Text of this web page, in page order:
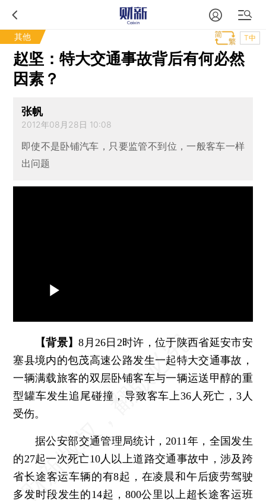
其他 T中
赵坚：特大交通事故背后有何必然
因素？
张帆
2012年08月28日 10:08
即使不是卧铺汽车，只要监管不到位，一般客车一样
出问题
【背景】8月26日2时许，位于陕西省延安市安
塞县境内的包茂高速公路发生一起特大交通事故，
一辆满载旅客的双层卧铺客车与一辆运送甲醇的重
型罐车发生追尾碰撞，导致客车上36人死亡，3人
受伤。
据公安部交通管理局统计，2011年，全国发生
的27起一次死亡10人以上道路交通事故中，涉及跨
省长途客运车辆的有8起，在凌晨和午后疲劳驾驶
多发时段发生的14起，800公里以上超长途客运班